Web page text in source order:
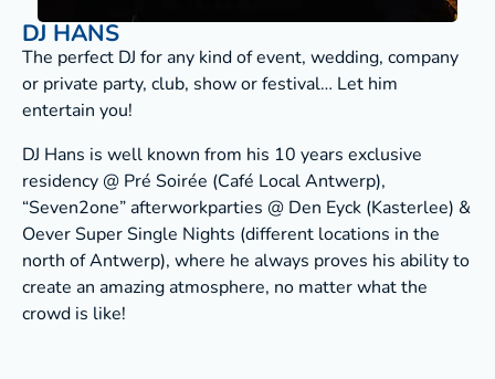
DJ HANS
The perfect DJ for any kind of event, wedding, company
or private party, club, show or festival… Let him
entertain you!
DJ Hans is well known from his 10 years exclusive
residency @ Pré Soirée (Café Local Antwerp),
“Seven2one” afterworkparties @ Den Eyck (Kasterlee) &
Oever Super Single Nights (different locations in the
north of Antwerp), where he always proves his ability to
create an amazing atmosphere, no matter what the
crowd is like!